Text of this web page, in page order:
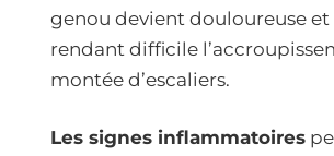
genou devient douloureuse
rendant difficile
montée d’escaliers.
Les signes inflammatoires